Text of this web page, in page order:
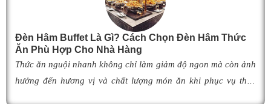
Đèn Hâm Buffet Là Gì? Cách Chọn Đèn Hâm Thức
Ăn Phù Hợp Cho Nhà Hàng
Thức ăn nguội nhanh không chỉ làm giảm độ ngon mà còn ảnh
hưởng đến hương vị và chất lượng món ăn khi phục vụ thực